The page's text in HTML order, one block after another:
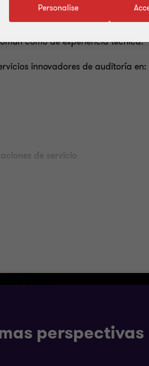
como de experiencia técnica.
innovadores de auditoría en:
de servicio
internacionales de
Personalise